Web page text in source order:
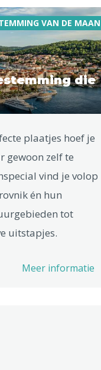
VAN DE
die
plaatjes hoef je
gewoon zelf te
vind je volop
én hun
tot
uitstapjes.
Meer informatie